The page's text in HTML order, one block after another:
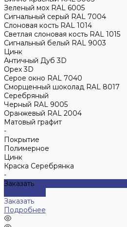
Зеленый мох RAL 6005
Сигнальный серый RAL 7004
Слоновая кость RAL 1014
Светлая слоновая кость RAL 1015
Сигнальный белый RAL 9003
Цинк
Античный Дуб 3D
Орех 3D
Серое окно RAL 7040
Сморщенный шоколад RAL 8017
Серебряный
Черный RAL 9005
Оранжевый RAL 2004
Матовый графит
-
Покрытие
Полимерное
Цинк
Краска Серебрянка
-
Заказать
Заказать
Подробнее